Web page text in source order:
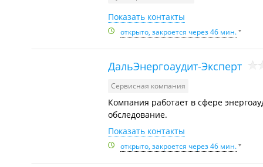
Показать контакты
открыто, закроется через 46 мин.
ДальЭнергоаудит-Эксперт
Сервисная компания
Компания работает в сфере
обследование.
Показать контакты
открыто, закроется через 46 мин.